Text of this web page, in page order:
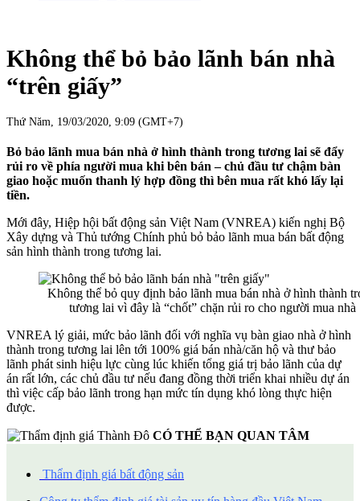
Không thể bỏ bảo lãnh bán nhà
“trên giấy”
Thứ Năm, 19/03/2020, 9:09 (GMT+7)
Bỏ bảo lãnh mua bán nhà ở hình thành trong tương lai sẽ đẩy
rủi ro về phía người mua khi bên bán – chủ đầu tư chậm bàn
giao hoặc muốn thanh lý hợp đồng thì bên mua rất khó lấy lại
tiền.
Mới đây, Hiệp hội bất động sản Việt Nam (VNREA) kiến nghị Bộ
Xây dựng và Thủ tướng Chính phủ bỏ bảo lãnh mua bán bất động
sản hình thành trong tương lai.
Không thể bỏ quy định bảo lãnh mua bán nhà ở hình thành
tương lai vì đây là “chốt” chặn rủi ro cho người mua nhà
VNREA lý giải, mức bảo lãnh đối với nghĩa vụ bàn giao nhà ở hình
thành trong tương lai lên tới 100% giá bán nhà/căn hộ và thư bảo
lãnh phát sinh hiệu lực cùng lúc khiến tổng giá trị bảo lãnh của dự
án rất lớn, các chủ đầu tư nếu đang đồng thời triển khai nhiều dự án
thì việc cấp bảo lãnh trong hạn mức tín dụng khó lòng thực hiện
được.
CÓ THỂ BẠN QUAN TÂM
Thẩm định giá bất động sản